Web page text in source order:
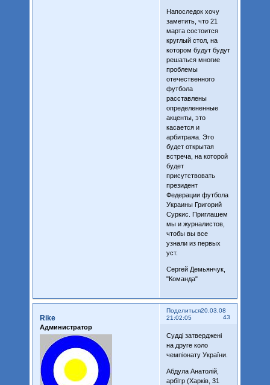
Напоследок хочу
заметить, что 21
марта состоится
круглый стол, на
котором будут будут
решаться многие
проблемы
отечественного
футбола
расставлены
определененные
акценты, это
касается и
арбитража. Это
будет открытая
встреча, на которой
будет
присутствовать
президент
Федерации футбола
Украины Григорий
Суркис. Приглашем
мы и журналистов,
чтобы вы все
узнали из первых
уст.
Сергей Демьянчук,
"Команда"
Поделиться
43
20.03.08
21:02:05
Rike
Администратор
Судді затверджені
на друге коло
чемпіонату України.
Абдула Анатолій,
арбітр (Харків, 31